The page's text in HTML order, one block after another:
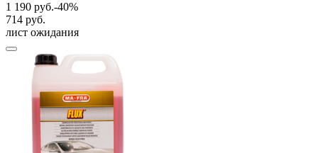
1 190 руб.-40%
714 руб.
лист ожидания